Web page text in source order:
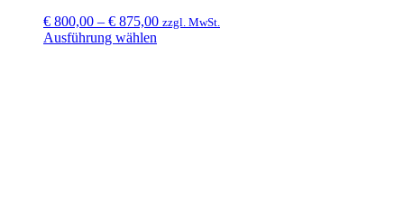
€ 800,00 – € 875,00 zzgl. MwSt.
Ausführung wählen